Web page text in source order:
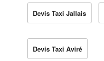
Devis Taxi Jallais
Devis Taxi Aviré